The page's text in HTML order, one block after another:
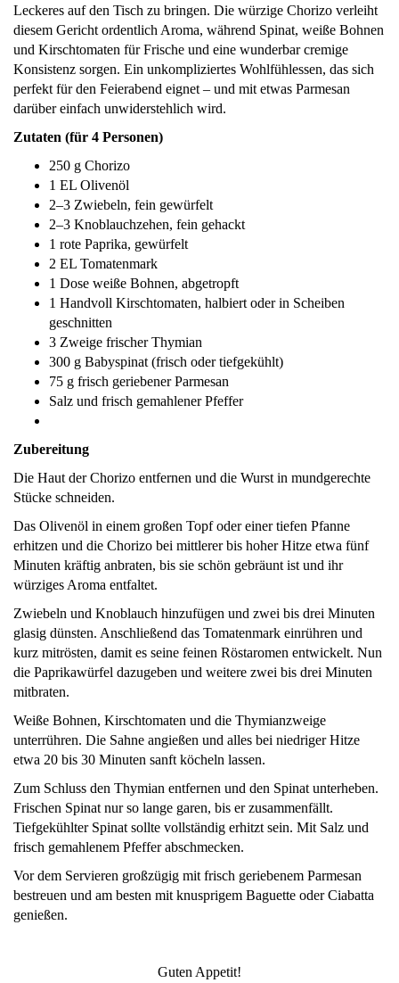
Leckeres auf den Tisch zu bringen. Die würzige Chorizo verleiht
diesem Gericht ordentlich Aroma, während Spinat, weiße Bohnen
und Kirschtomaten für Frische und eine wunderbar cremige
Konsistenz sorgen. Ein unkompliziertes Wohlfühlessen, das sich
perfekt für den Feierabend eignet – und mit etwas Parmesan
darüber einfach unwiderstehlich wird.
Zutaten (für 4 Personen)
250 g Chorizo
1 EL Olivenöl
2–3 Zwiebeln, fein gewürfelt
2–3 Knoblauchzehen, fein gehackt
1 rote Paprika, gewürfelt
2 EL Tomatenmark
1 Dose weiße Bohnen, abgetropft
1 Handvoll Kirschtomaten, halbiert oder in Scheiben
geschnitten
3 Zweige frischer Thymian
300 g Babyspinat (frisch oder tiefgekühlt)
75 g frisch geriebener Parmesan
Salz und frisch gemahlener Pfeffer
Zubereitung
Die Haut der Chorizo entfernen und die Wurst in mundgerechte
Stücke schneiden.
Das Olivenöl in einem großen Topf oder einer tiefen Pfanne
erhitzen und die Chorizo bei mittlerer bis hoher Hitze etwa fünf
Minuten kräftig anbraten, bis sie schön gebräunt ist und ihr
würziges Aroma entfaltet.
Zwiebeln und Knoblauch hinzufügen und zwei bis drei Minuten
glasig dünsten. Anschließend das Tomatenmark einrühren und
kurz mitrösten, damit es seine feinen Röstaromen entwickelt. Nun
die Paprikawürfel dazugeben und weitere zwei bis drei Minuten
mitbraten.
Weiße Bohnen, Kirschtomaten und die Thymianzweige
unterrühren. Die Sahne angießen und alles bei niedriger Hitze
etwa 20 bis 30 Minuten sanft köcheln lassen.
Zum Schluss den Thymian entfernen und den Spinat unterheben.
Frischen Spinat nur so lange garen, bis er zusammenfällt.
Tiefgekühlter Spinat sollte vollständig erhitzt sein. Mit Salz und
frisch gemahlenem Pfeffer abschmecken.
Vor dem Servieren großzügig mit frisch geriebenem Parmesan
bestreuen und am besten mit knusprigem Baguette oder Ciabatta
genießen.
Guten Appetit!